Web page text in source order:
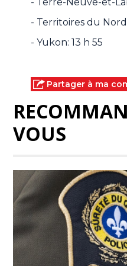
- Territoires du
- Yukon: 13 h 55
Partager à ma
VOUS